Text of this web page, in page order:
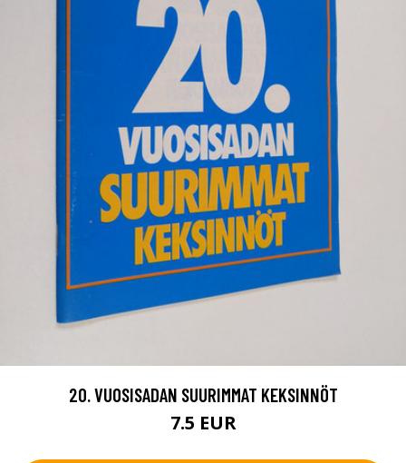
20. VUOSISADAN SUURIMMAT KEKSINNÖT
7.5 EUR